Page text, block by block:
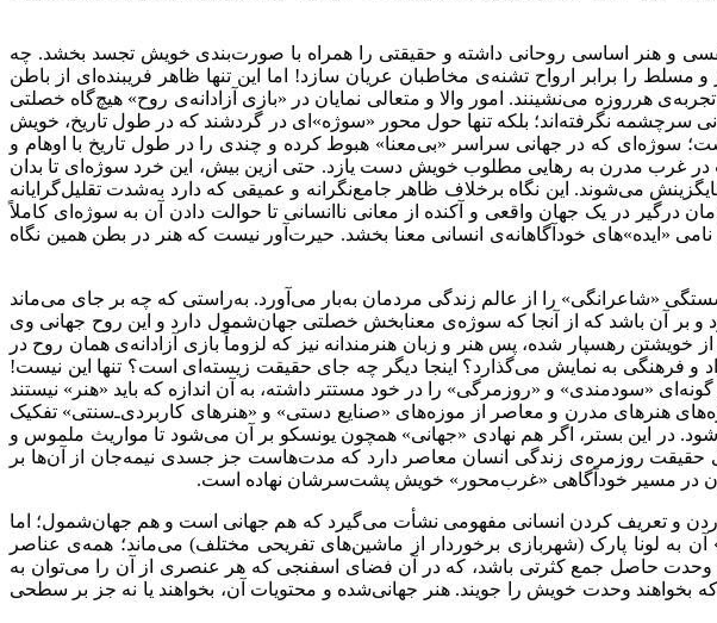
انفسی و هنر اساسی روحانی داشته و حقیقتی را همراه با صورت‌بندی خویش تجسد بخشد. چه
را برابر ارواح تشنه‌ی مخاطبان عریان سازد! اما این تنها ظاهر فریبنده‌ای از باطن
هرروزه می‌نشینند. امور والا و متعالی نمایان در «بازی آزادانه‌ی روح» هیچ‌گاه خصلتی
سرچشمه نگرفته‌اند؛ بلکه تنها حول محور «سوژه»ای در گردشند که در طول تاریخ، خویش
سوژه‌ای که در جهانی سراسر «بی‌معنا» هبوط کرده و چندی را در طول تاریخ با اوهام و
در غرب مدرن به رهایی مطلوب خویش دست یازد. حتی ازین بیش، این خرد سوژه‌ای تا بدان
می‌شوند. این نگاه برخلاف ظاهر جامع‌نگرانه و عمیقی که دارد به‌شدت تقلیل‌گرایانه
در یک جهان واقعی و آکنده از معانی ناانسانی تا حوالت دادن آن به سوژه‌ای کاملاً
«ایده»‌های خودآگاهانه‌ی انسانی معنا بخشد. حیرت‌آور نیست که هنر در بطن همین نگاه
«شاعرانگی» را از عالم زندگی مردمان به‌بار می‌آورد. به‌راستی که چه بر جای می‌ماند
بر آن باشد که از آنجا که سوژه‌ی معنابخش خصلتی جهان‌شمول دارد و این روح جهانی وی
رهسپار شده، پس هنر و زبان هنرمندانه نیز که لزوماً بازی آزادانه‌ی همان روح در
و فرهنگی به نمایش می‌گذارد؟ اینجا دیگر چه جای حقیقت زیسته‌ای است؟ تنها این نیست!
«سودمندی» و «روزمرگی» را در خود مستتر داشته، به آن اندازه که باید «هنر» نیستند
هنرهای مدرن و معاصر از موزه‌های «صنایع دستی» و «هنرهای کاربردی‌ـ‌سنتی» تفکیک
در این بستر، اگر هم نهادی «جهانی» همچون یونسکو بر آن می‌شود تا مواریث ملموس و
روزمره‌ی زندگی انسان معاصر دارد که مدت‌هاست جز جسدی نیمه‌جان از آن‌ها بر
در مسیر خودآگاهی «غرب‌محور» خویش پشت‌سرشان نهاده است.
و تعریف کردن انسانی مفهومی نشأت می‌گیرد که هم جهانی است و هم جهان‌شمول؛ اما
به لونا پارک (شهربازی برخوردار از ماشین‌های تفریحی مختلف) می‌ماند؛ همه‌ی عناصر
وحدت حاصل جمع کثرتی باشد، که در آن فضای اسفنجی که هر عنصری از آن را می‌توان به
بخواهند وحدت خویش را جویند. هنر جهانی‌شده و محتویات آن، بخواهند یا نه جز بر سطحی